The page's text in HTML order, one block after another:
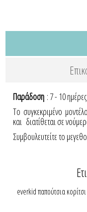
Παράδοση : 7 - 10 ημέρες
Το συγκεκριμένο
και διατίθεται σε
Συμβουλευτείτε το
everkid παπούτσια κορίτσι